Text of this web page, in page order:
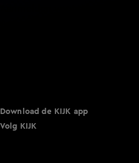
Download de KIJK app
Volg KIJK